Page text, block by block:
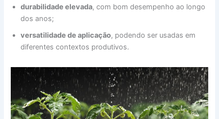
durabilidade elevada, com bom desempenho ao longo
dos anos;
versatilidade de aplicação, podendo ser usadas em
diferentes contextos produtivos.